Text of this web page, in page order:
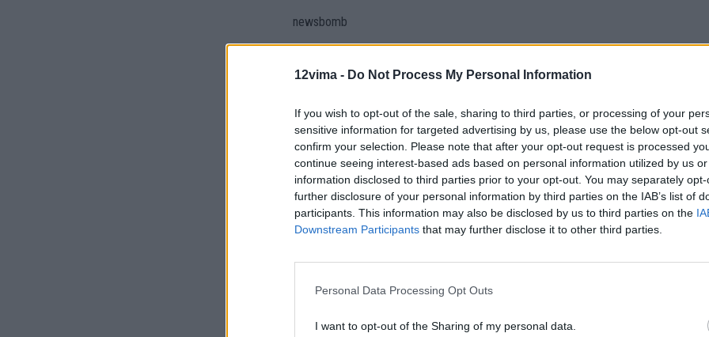
12vima - Do Not Process My Personal Information
If you wish to opt-out of the sale, sharing to third parties, or processing of your
sensitive information for targeted advertising by us, please use the below opt-out
confirm your selection. Please note that after your opt-out request is processed
continue seeing interest-based ads based on personal information utilized by us
information disclosed to third parties prior to your opt-out. You may separately
further disclosure of your personal information by third parties on the IAB’s list of
participants. This information may also be disclosed by us to third parties on the
Downstream Participants that may further disclose it to other third parties.
Personal Data Processing Opt Outs
I want to opt-out of the Sharing of my personal data.
newsbomb
Κοινοποίηση
Προηγούμενο άρθρο
«Φυσική και άγρια!» η Ελληνίδα «Θέα»:
Φωτογραφίες από τις διακοπές της
που εντυπωσιάζουν
Ταξί: «Κληρώνει» για να
όλοι οι πελάτες με